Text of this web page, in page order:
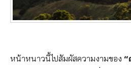
หน้าหนาวนี้ไปสัมผัสความงามของ “